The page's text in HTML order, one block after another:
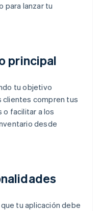
para lanzar tu
principal
tu objetivo
clientes compren tus
facilitar a los
desde
tu aplicación debe